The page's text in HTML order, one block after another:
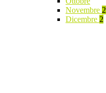
Novembre 2
Dicembre 2